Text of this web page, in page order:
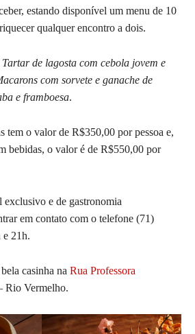
estando disponível um menu de 10
qualquer encontro a dois.
Tartar de lagosta com cebola jovem e
com sorvete e ganache de
e framboesa.
tem o valor de R$350,00 por pessoa e,
bebidas, o valor é de R$550,00 por
exclusivo e de gastronomia
em contato com o telefone (71)
e 21h.
casinha na Rua Professora
Rio Vermelho.